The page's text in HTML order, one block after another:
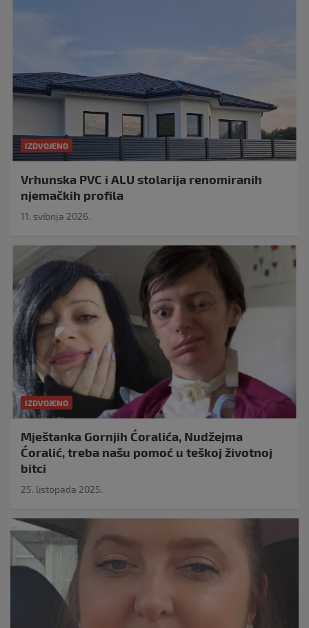
IZDVOJENO
Vrhunska PVC i ALU stolarija renomiranih
njemačkih profila
11. svibnja 2026.
IZDVOJENO
Mještanka Gornjih Ćoralića, Nudžejma
Ćoralić, treba našu pomoć u teškoj životnoj
bitci
25. listopada 2025.